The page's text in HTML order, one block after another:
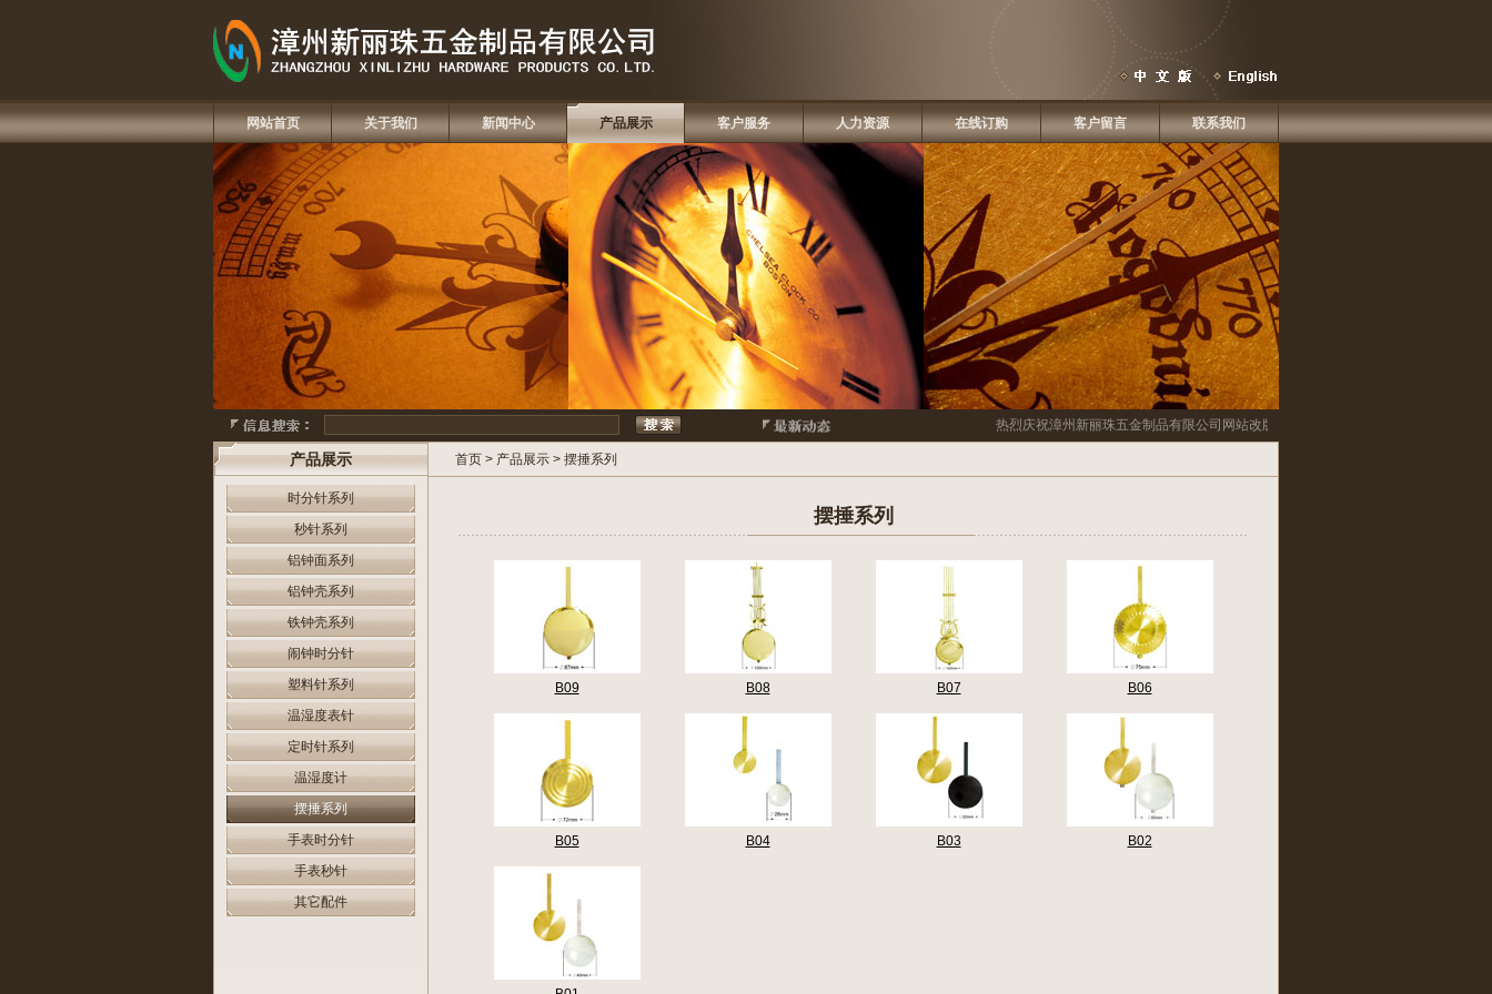
网站首页 关于我们 新闻中心 产品展示 客户服务 人力资源 在线订购 客户留言 联系我们
热烈庆祝漳州新丽珠五金制品有限公司网站改版啦！！
产品展示
时分针系列
秒针系列
铝钟面系列
铝钟壳系列
铁钟壳系列
闹钟时分针
塑料针系列
温湿度表针
定时针系列
温湿度计
摆捶系列
手表时分针
手表秒针
其它配件
首页 > 产品展示 > 摆捶系列
摆捶系列
B09 B08 B07 B06
B05 B04 B03 B02